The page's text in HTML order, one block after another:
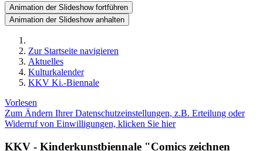
Animation der Slideshow fortführen
Animation der Slideshow anhalten
Zur Startseite navigieren
Aktuelles
Kulturkalender
KKV Ki.-Biennale
Vorlesen
Zum Ändern Ihrer Datenschutzeinstellungen, z.B. Erteilung oder
Widerruf von Einwilligungen, klicken Sie hier
KKV - Kinderkunstbiennale "Comics zeichnen